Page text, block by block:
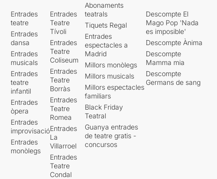
Entrades
teatre
Entrades
dansa
Entrades
musicals
Entrades
teatre
infantil
Entrades
òpera
Entrades
improvisació
Entrades
monòlegs
Entrades
Teatre
Tívoli
Entrades
Teatre
Coliseum
Entrades
Teatre
Borràs
Entrades
Teatre
Romea
Entrades
La
Villarroel
Entrades
Teatre
Condal
Abonaments
teatrals
Tiquets Regal
Entrades
espectacles a
Madrid
Millors monòlegs
Millors musicals
Millors espectacles
familiars
Black Friday
Teatral
Guanya entrades
de teatre gratis -
concursos
Descompte El
Mago Pop 'Nada
es imposible'
Descompte Ànima
Descompte
Mamma mia
Descompte
Germans de sang